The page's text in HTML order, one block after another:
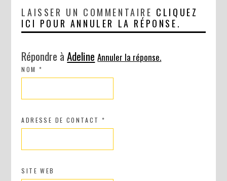
LAISSER UN COMMENTAIRE CLIQUEZ
ICI POUR ANNULER LA RÉPONSE.
Répondre àAdeline Annuler la réponse.
NOM*
ADRESSE DE CONTACT*
SITE WEB